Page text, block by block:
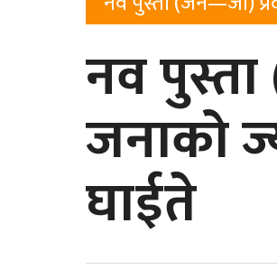
नव
जनाको
घाईते